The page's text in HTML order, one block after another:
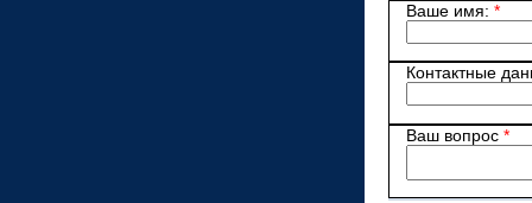
Ваше имя: *
Контактные
Ваш вопрос *